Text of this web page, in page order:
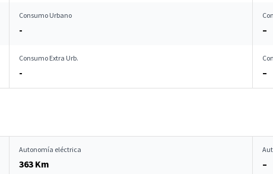
Consumo Urbano
- –
Consumo Extra Urb.
- –
Autonomía eléctrica
363 Km –